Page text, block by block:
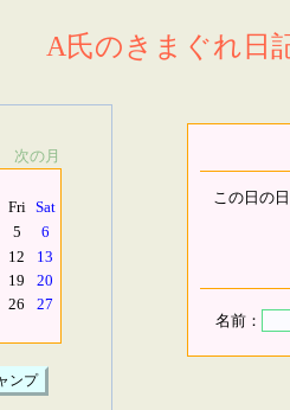
A氏のきまぐれ日
次の月
Fri Sat
5
6
12
13
19
20
26
27
この日の
名前：